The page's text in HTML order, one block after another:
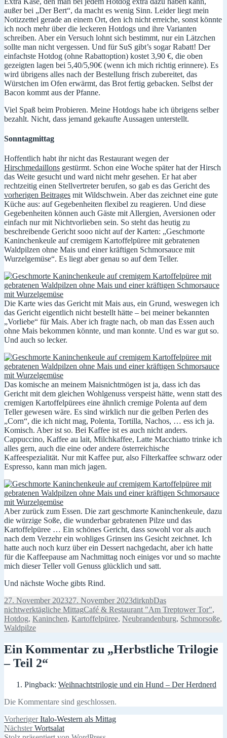
außer bei „Der Bert“, da macht es wenig Sinn. Leider liegt mein
Notizzettel gerade an einem Ort, den ich nicht erreiche, sonst könnte
ich noch mehr über die leckeren Hotdogs und ihre Varianten
schreiben. Aber ein Versuch lohnt sich bestimmt, nur ein Lätzchen
sollte man nicht vergessen. Und für SuS gibt’s sogar Rabatt! Der
einfachste Hotdog (ohne Rabattoption) kostet 3,90 €, die oben
gezeigten lagen bei 5,40/5,90€ (wenn ich mich richtig erinnere). Es
wird übrigens alles nach der Bestellung frisch zubereitet, das
Würstchen im Ofen erwärmt, das Brot fertig gebacken. Selbst der
Bacon kommt aus der Pfanne.
Viel Spaß beim Probieren. Meine Hotdogs habe ich übrigens selber
bezahlt. Nicht, dass jemand gekaufte Aussagen unterstellt.
Sonntagmittag
Hoffentlich habt ihr nicht das Restaurant wegen der
Hirschmedaillons gestürmt. Schon eine Woche später hat der Hirsch
das Weite gesucht und ward nicht mehr gesehen. Er hat aber
rechtzeitig einen Stellvertreter berufen, so gab es das Gericht des
vorherigen Beitrages mit Wildschwein. Aber das zeichnet eine gute
Küche aus: auf Gegebenheiten flexibel zu reagieren. Und diese
Gegebenheiten können auch Gäste mit Allergien, Aversionen oder
einfach nur mit Nichtvorlieben sein. So steht das heutig zu
beschreibende Gericht sooo nicht auf der Karten: „Geschmorte
Kaninchenkeule auf cremigem Kartoffelpüree mit gebratenen
Waldpilzen ohne Mais und einer kräftigen Schmorsauce mit
Wurzelgemüse“. Es liegt aber genau so auf dem Teller.
Die Karte wies das Gericht mit Mais aus, ein Grund, weswegen ich
das Gericht eigentlich nicht bestellt hätte – bei meiner bekannten
„Vorliebe“ für Mais. Aber ich fragte nach, ob man das Essen auch
ohne Mais bekommen könnte, und man konnte. Und es war gut so.
Und auch so lecker.
Das komische an meinem Maisnichtmögen ist ja, dass ich das
Gericht mit dem gleichen Wohlgenuss verspeist hätte, wenn statt des
cremigen Kartoffelpürees eine ähnlich cremige Polenta auf dem
Teller gewesen wäre. Es sind wirklich nur die gelben Perlen des
„Corn“, die ich nicht mag, Polenta, Tortilla, Nachos, … ess ich ja.
Komisch. Aber ist so. Bei Kaffee ist es auch nicht anders.
Cappuccino, Kaffee au lait, Milchkaffee, Latte Macchiatto trinke ich
alles gern, auch die eine oder andere österreichische
Kaffeespezialität. Nur mit Kaffee pur, also Filterkaffee schwarz oder
Espresso, kann man mich jagen.
Aber zurück zum Essen. Die zart geschmorte Kaninchenkeule, dazu
die würzige Soße, die wunderbar gebratenen Pilze und das
Kartoffelpüree … Ein schönes Gericht, dass sowohl vor als auch
nach dem Verzehr ein wohliges Grinsen ins Gesicht zeichnet. Ich
hatte auch noch kurz über ein Dessert nachgedacht, aber ich hatte
für die Kaffeepause am Nachmittag noch einiges vor und so machte
mich dieser Teller voll Genuss glücklich und satt.
Und nächste Woche gibts Rind.
Veröffentlicht
am
27. November 202327. November 2023Autor
dirknbKategorien
Das
nichtwerktägliche MittagSchlagwörter
Café & Restaurant "Am Treptower Tor",
Hotdog, Kaninchen, Kartoffelpüree, Neubrandenburg, Schmorsoße,
Waldpilze
Ein Kommentar zu „Herbstliche Trilogie
– Teil 2“
Pingback: Weihnachtstrilogie und ein Hund – Der Herdnerd
Die Kommentare sind geschlossen.
Beitragsnavigation
Vorheriger Vorheriger
Beitrag:
Italo-Western als Mittag
Nächster Nächster
Wortsalat